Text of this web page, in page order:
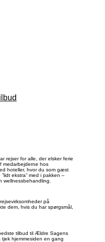
rejser for alle, der elsker ferie
medarbejderne hos
hoteller, hvor du som gæst
ekstra” med i pakken –
wellnessbehandling.
på
dem, hvis du har spørgsmål,
tilbud til Ældre Sagens
hjemmesiden en gang